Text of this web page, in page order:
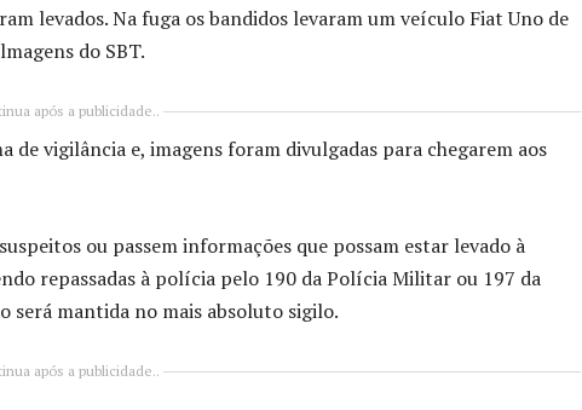
levados. Na fuga os bandidos levaram um veículo Fiat Uno de
do SBT.
após a publicidade..
de vigilância e, imagens foram divulgadas para chegarem aos
ou passem informações que possam estar levado à
repassadas à polícia pelo 190 da Polícia Militar ou 197 da
será mantida no mais absoluto sigilo.
após a publicidade..